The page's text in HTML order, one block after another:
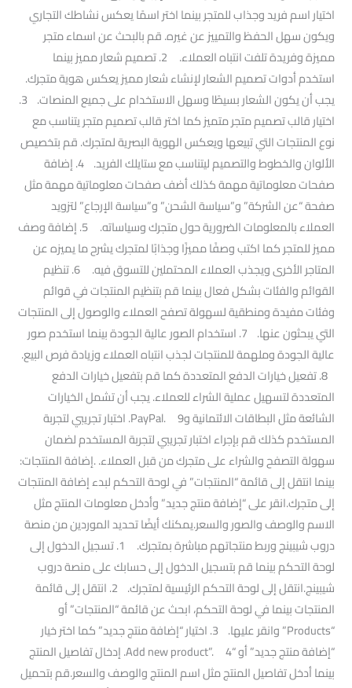
اختيار اسم فريد وجذاب للمتجر بينما اختر اسمًا يعكس نشاطك التجاري
ويكون سهل الحفظ والتمييز عن غيره. قم بالبحث عن اسماء متجر
مميزة وفريدة تلفت انتباه العملاء. 2. تصميم شعار مميز بينما
استخدم أدوات تصميم الشعار لإنشاء شعار مميز يعكس هوية متجرك.
يجب أن يكون الشعار بسيطًا وسهل الاستخدام على جميع المنصات. 3.
اختيار قالب تصميم متجر متميز كما اختر قالب تصميم متجر يتناسب مع
نوع المنتجات التي تبيعها ويعكس الهوية البصرية لمتجرك. قم بتخصيص
الألوان والخطوط والتصميم ليتناسب مع ستايلك الفريد. 4. إضافة
صفحات معلوماتية مهمة كذلك أضف صفحات معلوماتية مهمة مثل
صفحة “عن الشركة” و”سياسة الشحن” و”سياسة الإرجاع” لتزويد
العملاء بالمعلومات الضرورية حول متجرك وسياساته. 5. إضافة وصف
مميز للمتجر كما اكتب وصفًا مميزًا وجذابًا لمتجرك يشرح ما يميزه عن
المتاجر الأخرى ويجذب العملاء المحتملين للتسوق فيه. 6. تنظيم
القوائم والفئات بشكل فعال بينما قم بتنظيم المنتجات في قوائم
وفئات مفيدة ومنطقية لسهولة تصفح العملاء والوصول إلى المنتجات
التي يبحثون عنها. 7. استخدام الصور عالية الجودة بينما استخدم صور
عالية الجودة وملهمة للمنتجات لجذب انتباه العملاء وزيادة فرص البيع.
8. تفعيل خيارات الدفع المتعددة كما قم بتفعيل خيارات الدفع
المتعددة لتسهيل عملية الشراء للعملاء. يجب أن تشمل الخيارات
الشائعة مثل البطاقات الائتمانية وPayPal. 9. اختبار تجريبي لتجربة
المستخدم كذلك قم بإجراء اختبار تجريبي لتجربة المستخدم لضمان
سهولة التصفح والشراء على متجرك من قبل العملاء. .إضافة المنتجات:
بينما انتقل إلى قائمة “المنتجات” في لوحة التحكم لبدء إضافة المنتجات
إلى متجرك.انقر على “إضافة منتج جديد” وأدخل معلومات المنتج مثل
الاسم والوصف والصور والسعر.يمكنك أيضًا تحديد الموردين من منصة
دروب شيبينج وربط منتجاتهم مباشرة بمتجرك. 1. تسجيل الدخول إلى
لوحة التحكم بينما قم بتسجيل الدخول إلى حسابك على منصة دروب
شيبينج.انتقل إلى لوحة التحكم الرئيسية لمتجرك. 2. انتقل إلى قائمة
المنتجات بينما في لوحة التحكم، ابحث عن قائمة “المنتجات” أو
“Products” وانقر عليها. 3. اختيار “إضافة منتج جديد” كما اختر خيار
“إضافة منتج جديد” أو “Add new product”. 4. إدخال تفاصيل المنتج
بينما أدخل تفاصيل المنتج مثل اسم المنتج والوصف والسعر.قم بتحميل